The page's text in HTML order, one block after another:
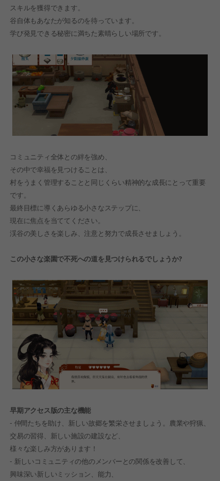
スキルを獲得できます。
谷自体もあなたが知るのを待っています。
学び発見できる秘密に満ちた素晴らしい場所です。
コミュニティ全体との絆を強め、
その中で幸福を見つけることは、
村をうまく管理することと同じくらい精神的な成長にとって重要
です。
最終目標に導くあらゆる小さなステップに、
現在に焦点を当ててください。
渓谷の美しさを楽しみ、注意と努力で成長させましょう。
この小さな楽園で不死への道を見つけられるでしょうか?
早期アクセス版の主な機能
- 仲間たちを助け、新しい故郷を繁栄させましょう。農業や狩猟、
交易の習得、新しい施設の建設など、
様々な楽しみ方があります！
- 新しいコミュニティの他のメンバーとの関係を改善して、
興味深い新しいミッション、能力、